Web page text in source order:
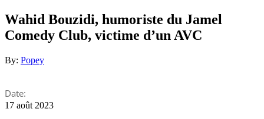
Wahid Bouzidi, humoriste du Jamel
Comedy Club, victime d’un AVC
By: Popey
Date:
17 août 2023